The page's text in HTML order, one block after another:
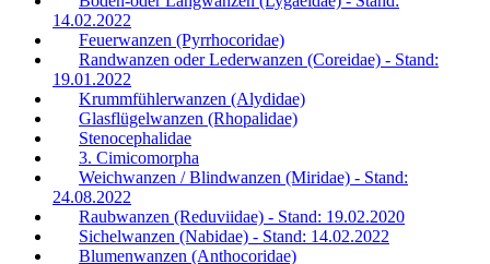
14.02.2022
Feuerwanzen (Pyrrhocoridae)
Randwanzen oder Lederwanzen (Coreidae) - Stand:
19.01.2022
Krummfühlerwanzen (Alydidae)
Glasflügelwanzen (Rhopalidae)
Stenocephalidae
3. Cimicomorpha
Weichwanzen / Blindwanzen (Miridae) - Stand:
24.08.2022
Raubwanzen (Reduviidae) - Stand: 19.02.2020
Sichelwanzen (Nabidae) - Stand: 14.02.2022
Blumenwanzen (Anthocoridae)